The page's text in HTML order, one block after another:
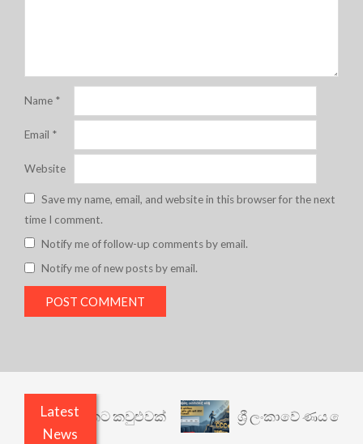
Name *
Email *
Website
Save my name, email, and website in this browser for the next
time I comment.
Notify me of follow-up comments by email.
Notify me of new posts by email.
Latest
News
යථාර්ථයකට කවුළුවක් ශ්‍රී ලංකාවේ ණය